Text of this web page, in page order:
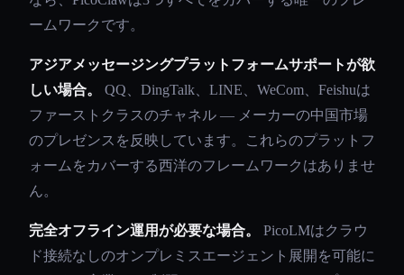
ームワークです。
アジアメッセージングプラットフォームサポートが欲
しい場合。
QQ、DingTalk、LINE、WeCom、Feishuは
ファーストクラスのチャネル — メーカーの中国市場
のプレゼンスを反映しています。これらのプラットフ
ォームをカバーする西洋のフレームワークはありませ
ん。
完全オフライン運用が必要な場合。
PicoLMはクラウ
ド接続なしのオンプレミスエージェント展開を可能に